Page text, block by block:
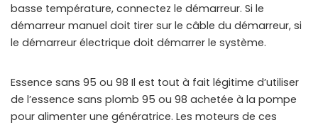
basse température, connectez le démarreur. Si le
démarreur manuel doit tirer sur le câble du démarreur, si
le démarreur électrique doit démarrer le système.
Essence sans 95 ou 98 Il est tout à fait légitime d’utiliser
de l’essence sans plomb 95 ou 98 achetée à la pompe
pour alimenter une génératrice. Les moteurs de ces